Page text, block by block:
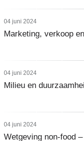
04 juni 2024
Marketing, verkoop
04 juni 2024
Milieu en
04 juni 2024
Wetgeving non-food